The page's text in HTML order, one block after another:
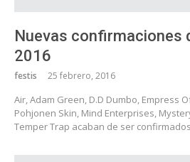
Nuevas confirmaciones
2016
festis 25 febrero, 2016
Air, Adam Green, D.D Dumbo, Empress
Pohjonen Skin, Mind Enterprises,
Temper Trap acaban de ser